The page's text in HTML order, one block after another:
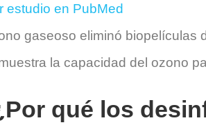
estudio en PubMed
gaseoso eliminó biopelículas
la capacidad del ozono
qué los